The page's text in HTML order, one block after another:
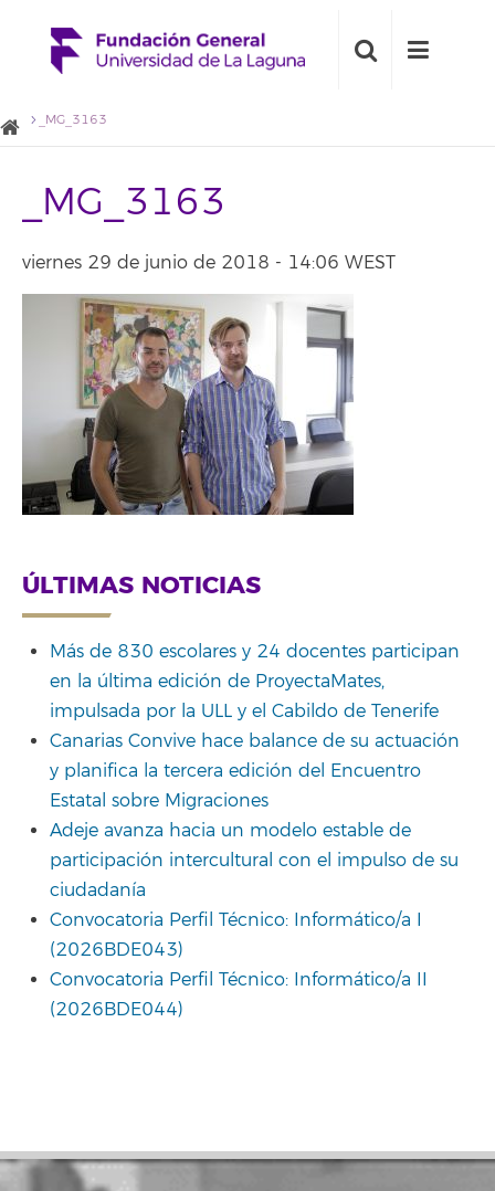
_MG_3163
_MG_3163
viernes 29 de junio de 2018 - 14:06 WEST
ÚLTIMAS NOTICIAS
Más de 830 escolares y 24 docentes participan
en la última edición de ProyectaMates,
impulsada por la ULL y el Cabildo de Tenerife
Canarias Convive hace balance de su actuación
y planifica la tercera edición del Encuentro
Estatal sobre Migraciones
Adeje avanza hacia un modelo estable de
participación intercultural con el impulso de su
ciudadanía
Convocatoria Perfil Técnico: Informático/a I
(2026BDE043)
Convocatoria Perfil Técnico: Informático/a II
(2026BDE044)